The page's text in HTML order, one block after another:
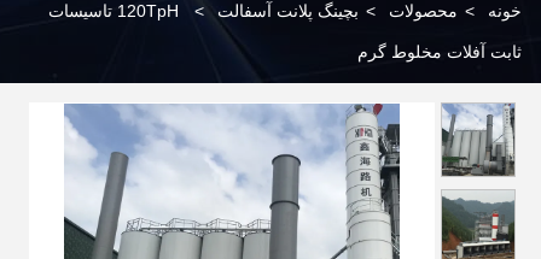
خونه > محصولات > بچینگ پلانت آسفالت > 120TpH تاسیسات
ثابت آفلات مخلوط گرم